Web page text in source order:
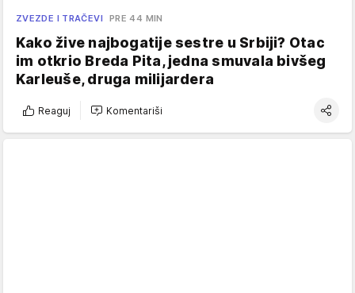
ZVEZDE I TRAČEVI PRE 44 MIN
Kako žive najbogatije sestre u Srbiji? Otac
im otkrio Breda Pita, jedna smuvala bivšeg
Karleuše, druga milijardera
Reaguj Komentariši